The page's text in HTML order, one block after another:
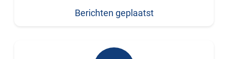
Berichten geplaatst